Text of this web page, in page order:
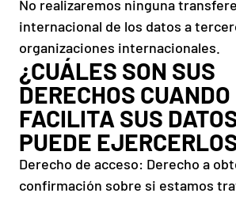
No realizaremos ninguna
internacional de los datos a
organizaciones internacionales.
¿CUÁLES SON SUS
DERECHOS CUANDO
FACILITA SUS
PUEDE
Derecho de acceso: Derecho a
confirmación sobre si estamos